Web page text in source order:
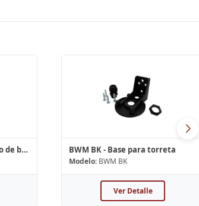
Notrax Estación de lavado de botas de 36" x 18" BWM BK - Base para torreta
Modelo: BWM BK
Ver Detalle